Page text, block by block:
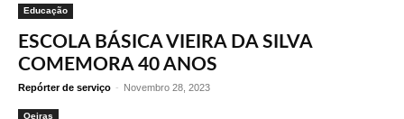
Educação
ESCOLA BÁSICA VIEIRA DA SILVA
COMEMORA 40 ANOS
Repórter de serviço - Novembro 28, 2023
Oeiras